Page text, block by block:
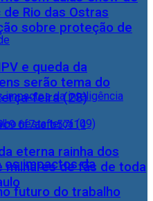
sobre proteção de
os impactos da
futuro do trabalho
Rio das Ostras
e queda da
serão tema do
feira (28)
eterna rainha dos
milhares de fãs de toda